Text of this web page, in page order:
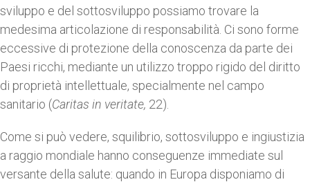
sviluppo e del sottosviluppo possiamo trovare la
medesima articolazione di responsabilità. Ci sono forme
eccessive di protezione della conoscenza da parte dei
Paesi ricchi, mediante un utilizzo troppo rigido del diritto
di proprietà intellettuale, specialmente nel campo
sanitario (Caritas in veritate, 22).
Come si può vedere, squilibrio, sottosviluppo e ingiustizia
a raggio mondiale hanno conseguenze immediate sul
versante della salute: quando in Europa disponiamo di